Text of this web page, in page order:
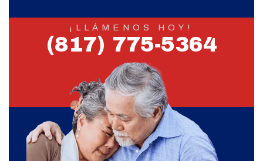
¡LLÁMENOS HOY!
(817) 775-5364